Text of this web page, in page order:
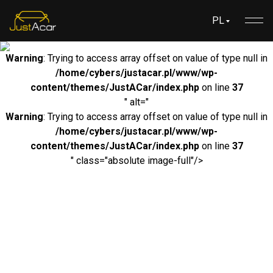
PL
Warning: Trying to access array offset on value of type null in
/home/cybers/justacar.pl/www/wp-
content/themes/JustACar/index.phpon line 37
" alt="
Warning: Trying to access array offset on value of type null in
/home/cybers/justacar.pl/www/wp-
content/themes/JustACar/index.phpon line 37
" class="absolute image-full"/>